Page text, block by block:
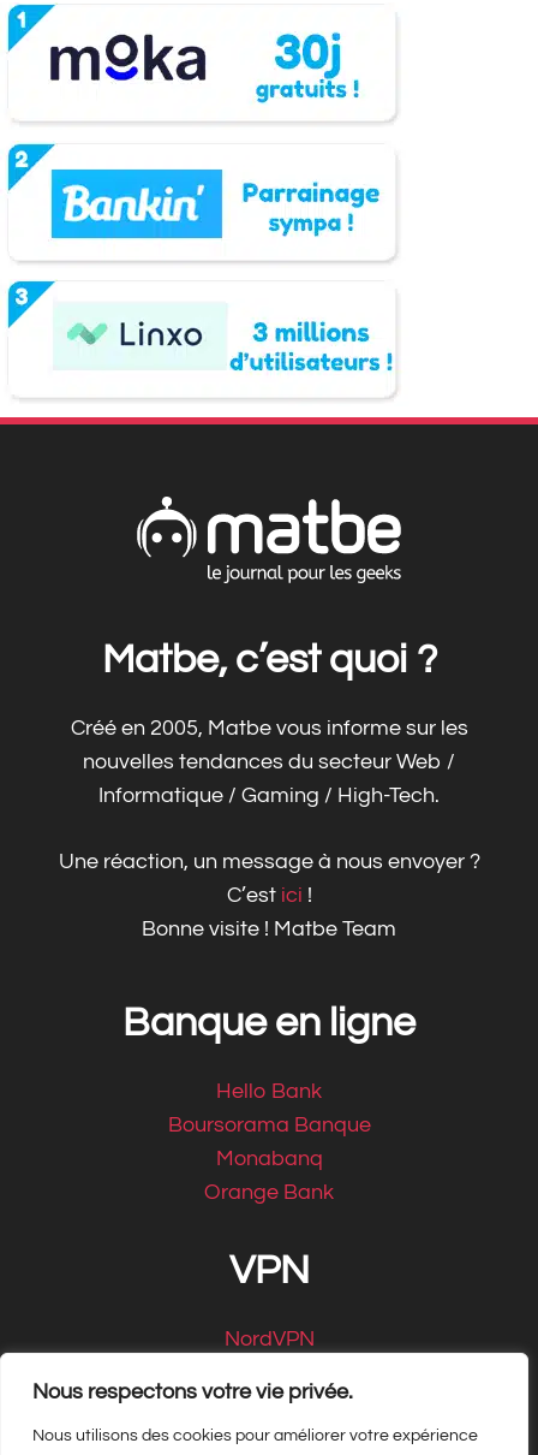
Nous respectons votre vie privée.
Nous utilisons des cookies pour améliorer votre expérience
Matbe, c’est quoi ?
Créé en 2005, Matbe vous informe sur les
nouvelles tendances du secteur Web /
Informatique / Gaming / High-Tech.
Une réaction, un message à nous envoyer ?
C’est ici !
Bonne visite ! Matbe Team
Banque en ligne
Hello Bank
Boursorama Banque
Monabanq
Orange Bank
VPN
NordVPN